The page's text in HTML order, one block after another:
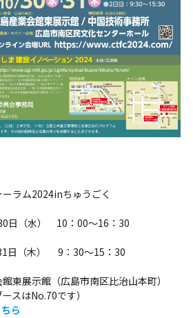
ム2024inちゅうごく
（水） 10：00～16：30
9：30～15：30
東展示館（広島市南区比治山本町）
No.70です）
ら